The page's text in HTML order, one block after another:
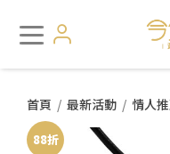
首頁 / 最新活動 / 情人
88折